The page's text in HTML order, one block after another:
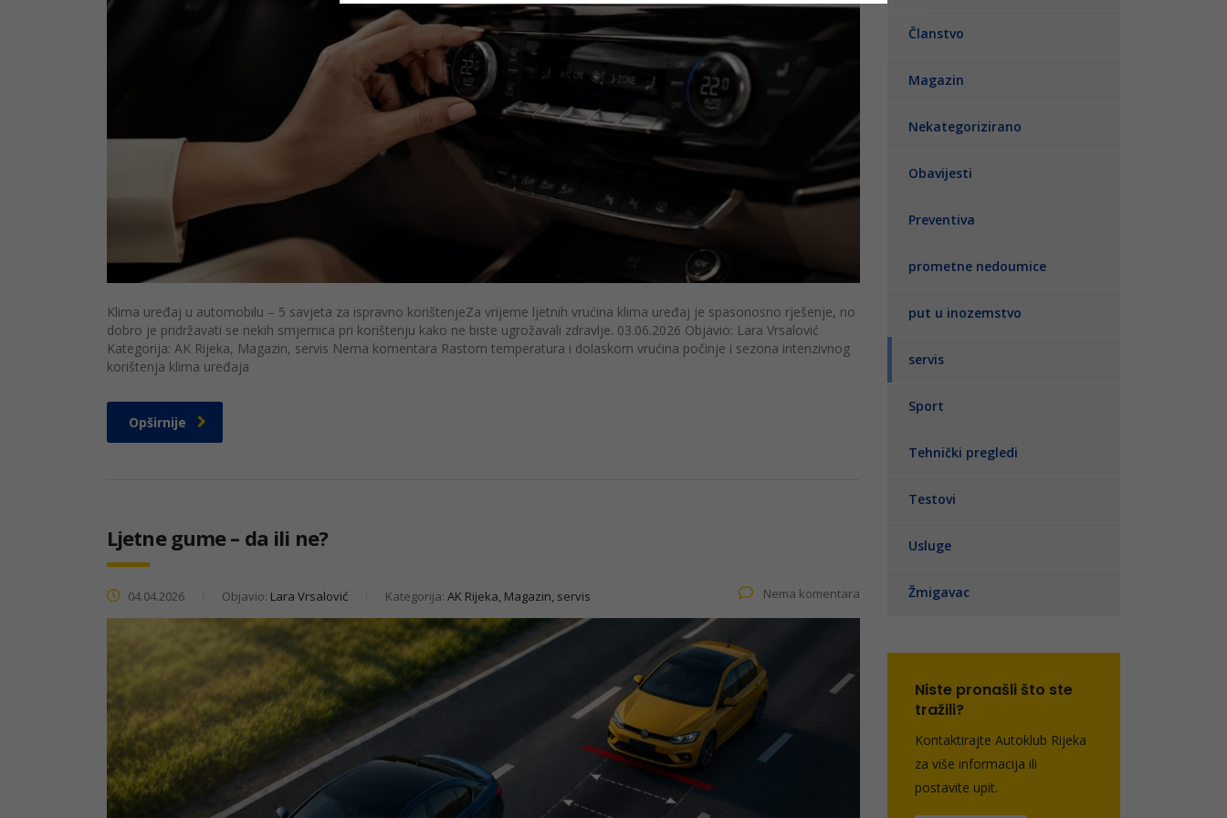
Klima uređaj u automobilu – 5 savjeta za ispravno korištenjeZa vrijeme ljetnih vrućina klima uređaj je spasonosno rješenje, no
dobro je pridržavati se nekih smjernica pri korištenju kako ne biste ugrožavali zdravlje. 03.06.2026 Objavio: Lara Vrsalović
Kategorija: AK Rijeka, Magazin, servis Nema komentara Rastom temperatura i dolaskom vrućina počinje i sezona intenzivnog
korištenja klima uređaja
Opširnije
Ljetne gume – da ili ne?
04.04.2026 Objavio: Lara Vrsalović Kategorija: AK Rijeka, Magazin, servis Nema komentara
Članstvo
Magazin
Nekategorizirano
Obavijesti
Preventiva
prometne nedoumice
put u inozemstvo
servis
Sport
Tehnički pregledi
Testovi
Usluge
Žmigavac
Niste pronašli što ste
tražili?
Kontaktirajte Autoklub Rijeka
za više informacija ili
postavite upit.